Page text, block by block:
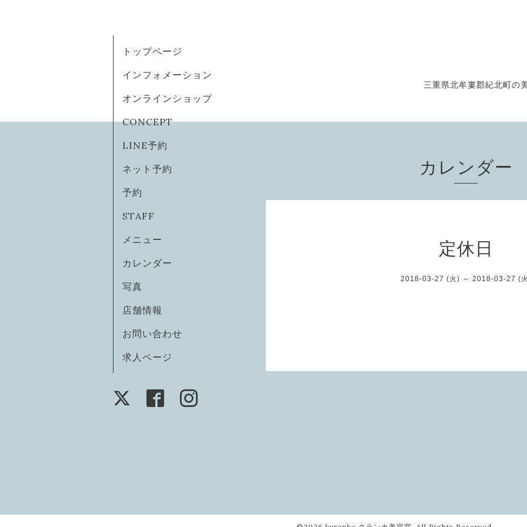
三重県北牟婁郡紀北町の
トップページ
インフォメーション
オンラインショップ
CONCEPT
LINE予約
ネット予約
予約
STAFF
メニュー
カレンダー
写真
店舗情報
お問い合わせ
求人ページ
カレンダー
定休日
2018-03-27 (火) ～ 2018-03-27 (